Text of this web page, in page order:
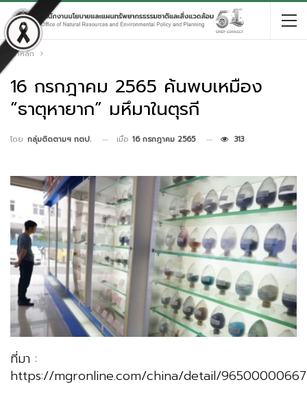
หน้าหลัก
16 กรกฎาคม 2565 ค้นพบเหมือง
“ธาตุหายาก” มหึมาในตุรกี
โดย กลุ่มติดตามฯ กตป. เมื่อ 16 กรกฎาคม 2565 313
ที่มา :
https://mgronline.com/china/detail/